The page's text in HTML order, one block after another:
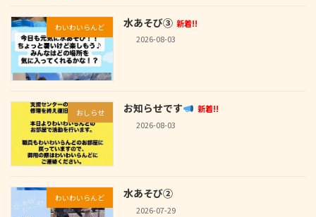
わいわいらんど 水あそび③ 新着!!
2026-08-03
おしらせ お知らせです
新着!!
2026-08-03
わいわいらんど 水あそび②
2026-07-29